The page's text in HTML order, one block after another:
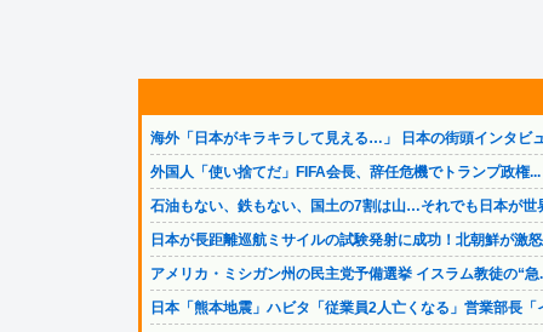
海外「日本がキラキラして見える…」 日本の街頭インタビ
外国人「使い捨てだ」FIFA会長、辞任危機でトランプ政権...
石油もない、鉄もない、国土の7割は山…それでも日本が世
日本が長距離巡航ミサイルの試験発射に成功！北朝鮮が激
アメリカ・ミシガン州の民主党予備選挙 イスラム教徒の“急
日本「熊本地震」ハビタ「従業員2人亡くなる」営業部長「